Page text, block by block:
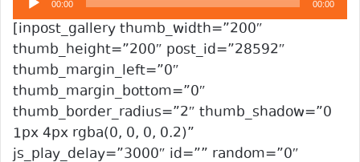
დამკვრელი
00:00 00:00
[inpost_gallery thumb_width=”200″
thumb_height=”200″ post_id=”28592″
thumb_margin_left=”0″
thumb_margin_bottom=”0″
thumb_border_radius=”2″ thumb_shadow=”0
1px 4px rgba(0, 0, 0, 0.2)”
js_play_delay=”3000″ id=”” random=”0″